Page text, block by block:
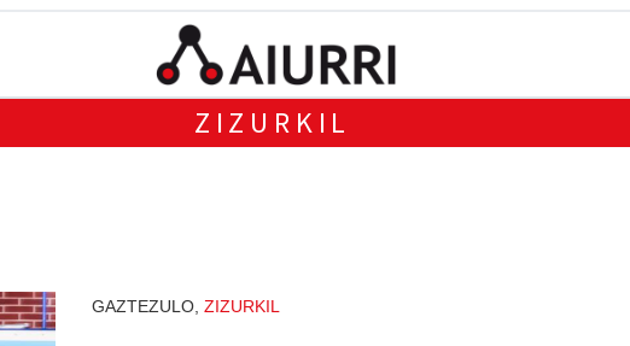
ZIZURKIL
GAZTEZULO, ZIZURKIL